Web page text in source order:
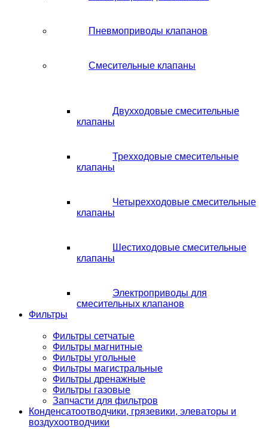
Пневмоприводы клапанов
Смесительные клапаны
Двухходовые смесительные
клапаны
Трехходовые смесительные
клапаны
Четырехходовые смесительные
клапаны
Шестиходовые смесительные
клапаны
Электроприводы для
смесительных клапанов
Фильтры
Фильтры сетчатые
Фильтры магнитные
Фильтры угольные
Фильтры магистральные
Фильтры дренажные
Фильтры газовые
Запчасти для фильтров
Конденсатоотводчики, грязевики, элеваторы и
воздухоотводчики